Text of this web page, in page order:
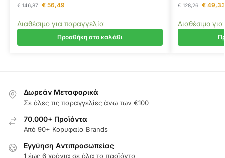
€146,87 €56,49
Διαθέσιμο για παραγγελία
Προσθήκη στο καλάθι
€128,26 €49,33
Διαθέσιμο
Δωρεάν Μεταφορικά
Σε όλες τις παραγγελίες άνω των €100
70.000+ Προϊόντα
Από 90+ Κορυφαία Brands
Εγγύηση Aντιπροσωπείας
1 έως 6 χρόνια σε όλα τα προϊόντα